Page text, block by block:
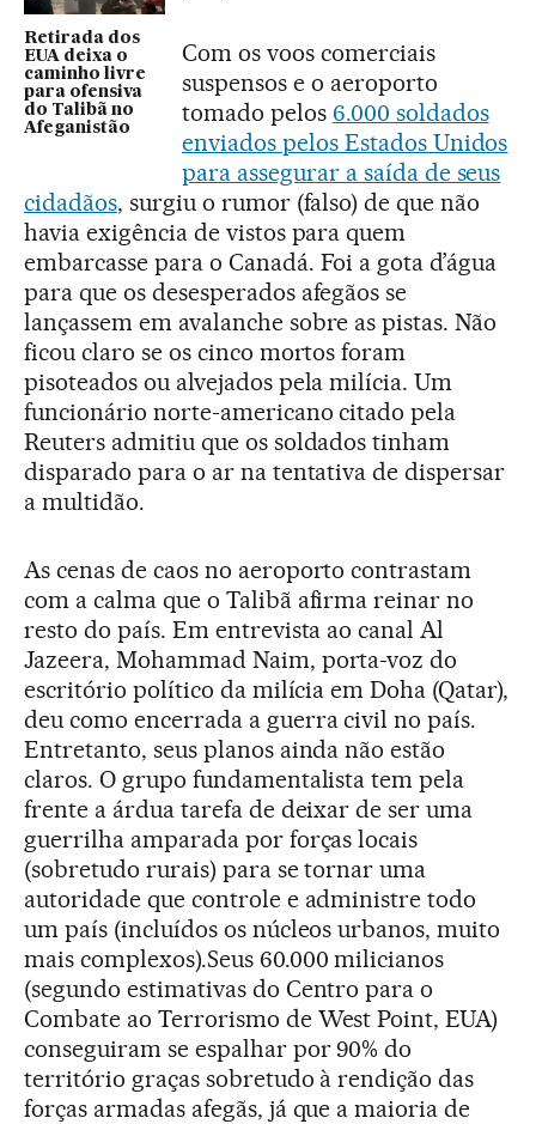
Retirada dos
EUA deixa o
caminho livre
para ofensiva
do Talibã no
Afeganistão
Com os voos comerciais
suspensos e o aeroporto
tomado pelos 6.000 soldados
enviados pelos Estados Unidos
para assegurar a saída de seus
cidadãos, surgiu o rumor (falso) de que não
havia exigência de vistos para quem
embarcasse para o Canadá. Foi a gota d’água
para que os desesperados afegãos se
lançassem em avalanche sobre as pistas. Não
ficou claro se os cinco mortos foram
pisoteados ou alvejados pela milícia. Um
funcionário norte-americano citado pela
Reuters admitiu que os soldados tinham
disparado para o ar na tentativa de dispersar
a multidão.
As cenas de caos no aeroporto contrastam
com a calma que o Talibã afirma reinar no
resto do país. Em entrevista ao canal Al
Jazeera, Mohammad Naim, porta-voz do
escritório político da milícia em Doha (Qatar),
deu como encerrada a guerra civil no país.
Entretanto, seus planos ainda não estão
claros. O grupo fundamentalista tem pela
frente a árdua tarefa de deixar de ser uma
guerrilha amparada por forças locais
(sobretudo rurais) para se tornar uma
autoridade que controle e administre todo
um país (incluídos os núcleos urbanos, muito
mais complexos).Seus 60.000 milicianos
(segundo estimativas do Centro para o
Combate ao Terrorismo de West Point, EUA)
conseguiram se espalhar por 90% do
território graças sobretudo à rendição das
forças armadas afegãs, já que a maioria de